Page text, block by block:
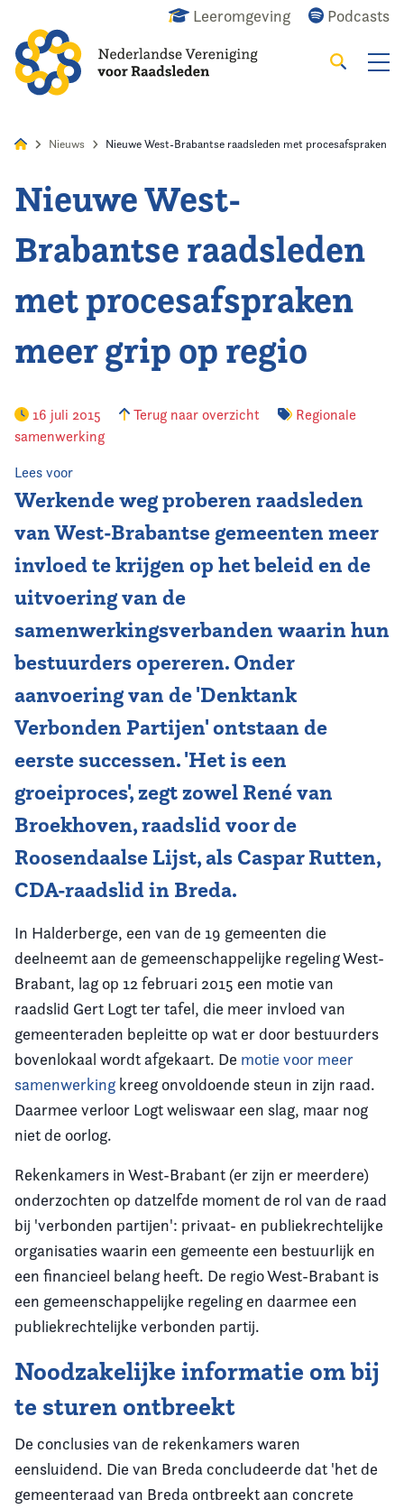
Leeromgeving Podcasts
Zoeken
Home
Agenda
Nieuws
Opleiding
Vereniging
Nieuws Nieuwe West-Brabantse raadsleden met procesafspraken
Nieuwe West-
Brabantse raadsleden
met procesafspraken
meer grip op regio
16 juli 2015 Terug naar overzicht
Regionale
samenwerking
Lees voor
Werkende weg proberen raadsleden
van West-Brabantse gemeenten meer
invloed te krijgen op het beleid en de
uitvoering van de
samenwerkingsverbanden waarin hun
bestuurders opereren. Onder
aanvoering van de 'Denktank
Verbonden Partijen' ontstaan de
eerste successen. 'Het is een
groeiproces', zegt zowel René van
Broekhoven, raadslid voor de
Roosendaalse Lijst, als Caspar Rutten,
CDA-raadslid in Breda.
In Halderberge, een van de 19 gemeenten die
deelneemt aan de gemeenschappelijke regeling West-
Brabant, lag op 12 februari 2015 een motie van
raadslid Gert Logt ter tafel, die meer invloed van
gemeenteraden bepleitte op wat er door bestuurders
bovenlokaal wordt afgekaart. De motie voor meer
samenwerking kreeg onvoldoende steun in zijn raad.
Daarmee verloor Logt weliswaar een slag, maar nog
niet de oorlog.
Rekenkamers in West-Brabant (er zijn er meerdere)
onderzochten op datzelfde moment de rol van de raad
bij 'verbonden partijen': privaat- en publiekrechtelijke
organisaties waarin een gemeente een bestuurlijk en
een financieel belang heeft. De regio West-Brabant is
een gemeenschappelijke regeling en daarmee een
publiekrechtelijke verbonden partij.
Noodzakelijke informatie om bij
te sturen ontbreekt
De conclusies van de rekenkamers waren
eensluidend. Die van Breda concludeerde dat 'het de
gemeenteraad van Breda ontbreekt aan concrete